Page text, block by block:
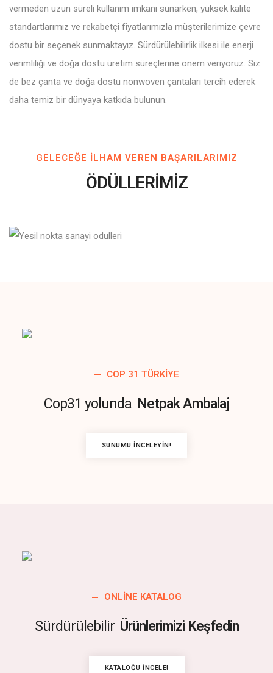
vermeden uzun süreli kullanım imkanı sunarken, yüksek kalite
standartlarımız ve rekabetçi fiyatlarımızla müşterilerimize çevre
dostu bir seçenek sunmaktayız. Sürdürülebilirlik ilkesi ile enerji
verimliliği ve doğa dostu üretim süreçlerine önem veriyoruz. Siz
de bez çanta ve doğa dostu nonwoven çantaları tercih ederek
daha temiz bir dünyaya katkıda bulunun.
GELECEĞE ILHAM VEREN BAŞARILARIMIZ
ÖDÜLLERİMİZ
COP 31 TÜRKIYE
Cop31 yolunda Netpak Ambalaj
SUNUMU İNCELEYIN!
ONLINE KATALOG
Sürdürülebilir Ürünlerimizi Keşfedin
KATALOĞU İNCELE!